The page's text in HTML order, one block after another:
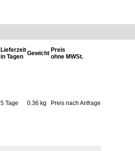
Lieferzeit
in Tagen Gewicht Preis
ohne MWSt.
5 Tage 0.36 kg Preis nach Anfrage